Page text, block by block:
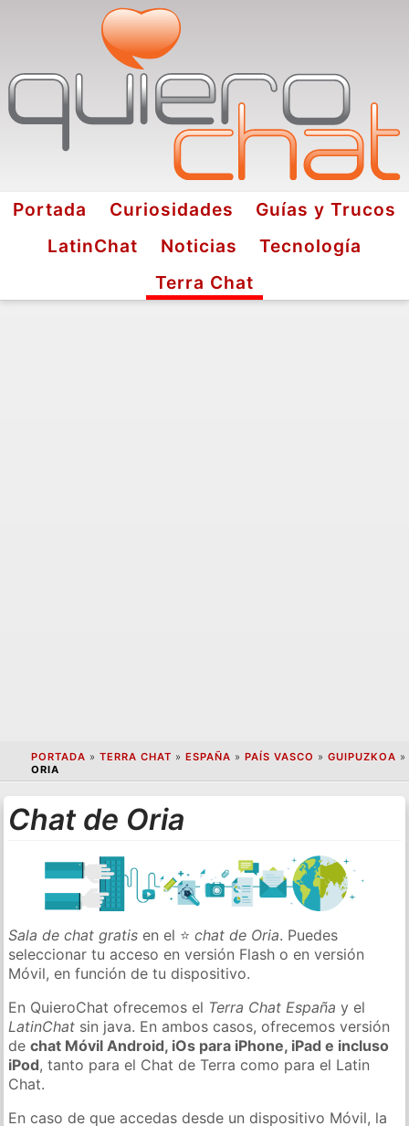
Portada Curiosidades
Guías y Trucos
LatinChat
Noticias
Tecnología
Terra Chat
PORTADA » TERRA CHAT » ESPAÑA » PAÍS VASCO » GUIPUZKOA »
ORIA
Chat de Oria
Sala de chat gratis en el ⭐chat de Oria. Puedes
seleccionar tu acceso en versión Flash o en versión
Móvil, en función de tu dispositivo.
En QuieroChat ofrecemos el Terra Chat España y el
LatinChat sin java. En ambos casos, ofrecemos versión
dechat Móvil Android, iOs para iPhone, iPad e incluso
iPod, tanto para el Chat de Terra como para el Latin
Chat.
En caso de que accedas desde un dispositivo Móvil, la